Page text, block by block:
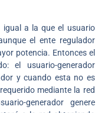
igual a la que el usuario
el ente regulador
potencia. Entonces el
el usuario-generador
y cuando esta no es
mediante la red
generador genere